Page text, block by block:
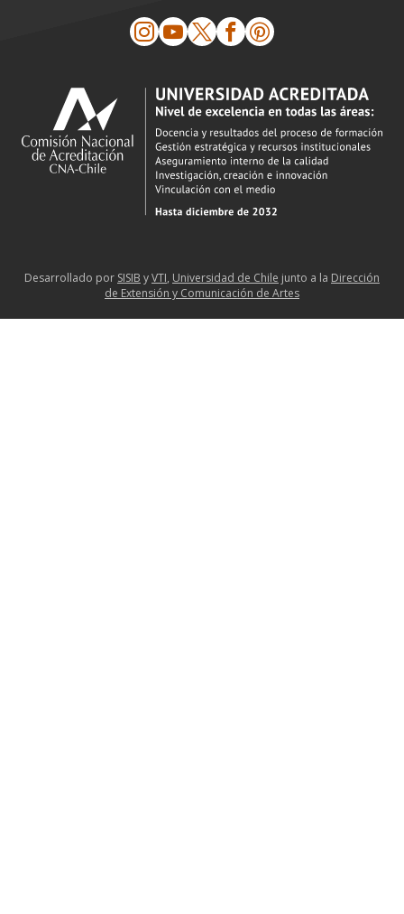
Desarrollado por SISIB yVTI, Universidad de Chile junto a la Dirección
de Extensión y Comunicación de Artes